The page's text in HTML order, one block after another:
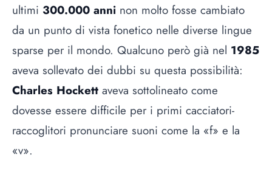
ultimi 300.000 anni non molto fosse cambiato
da un punto di vista fonetico nelle diverse lingue
sparse per il mondo. Qualcuno però già nel 1985
aveva sollevato dei dubbi su questa possibilità:
Charles Hockett aveva sottolineato come
dovesse essere difficile per i primi cacciatori-
raccoglitori pronunciare suoni come la «f» e la
«v».